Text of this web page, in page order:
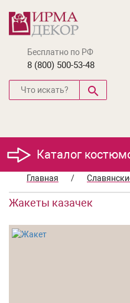
Бесплатно по РФ
8 (800) 500-53-48
Каталог
Главная
/
Жакеты казачек